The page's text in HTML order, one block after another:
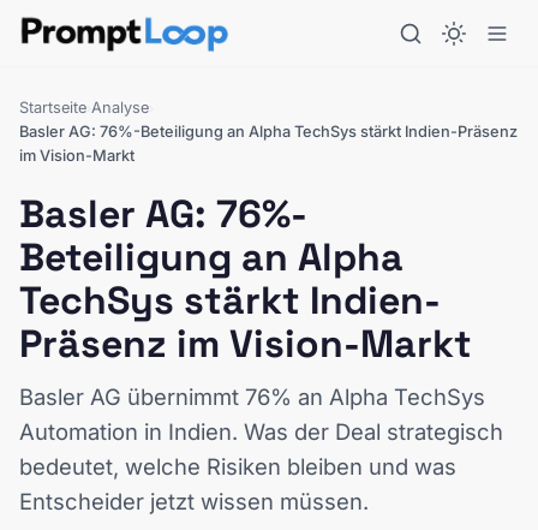
Startseite Analyse
Basler AG: 76%-Beteiligung an Alpha TechSys stärkt Indien-Präsenz
im Vision-Markt
Basler AG: 76%-
Beteiligung an Alpha
TechSys stärkt Indien-
Präsenz im Vision-Markt
Basler AG übernimmt 76% an Alpha TechSys
Automation in Indien. Was der Deal strategisch
bedeutet, welche Risiken bleiben und was
Entscheider jetzt wissen müssen.